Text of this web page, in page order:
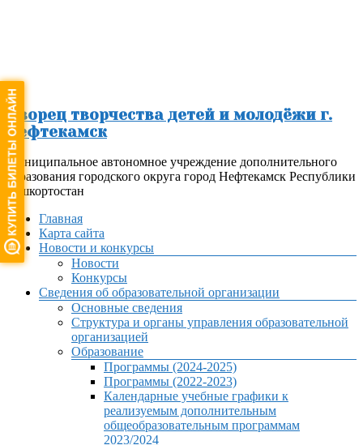
Дворец творчества детей и молодёжи г.
Нефтекамск
Муниципальное автономное учреждение дополнительного
образования городского округа город Нефтекамск Республики
Башкортостан
МенюГлавная
Карта сайта
Новости и конкурсы
Новости
Конкурсы
Сведения об образовательной организации
Основные сведения
Структура и органы управления образовательной
организацией
Образование
Программы (2024-2025)
Программы (2022-2023)
Календарные учебные графики к
реализуемым дополнительным
общеобразовательным программам
2023/2024